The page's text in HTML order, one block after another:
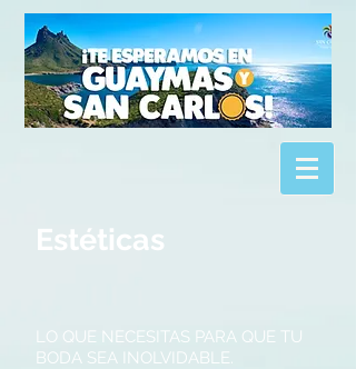
Estéticas
LO QUE NECESITAS PARA QUE TU
BODA SEA INOLVIDABLE.